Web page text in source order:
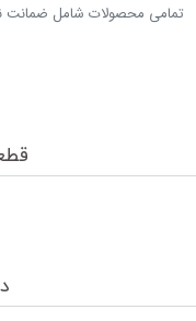
تمامی محصولات شامل ضمانت